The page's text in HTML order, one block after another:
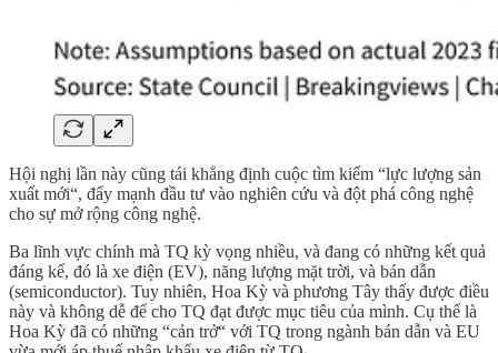
Hội nghị lần này cũng tái khẳng định cuộc tìm kiếm “lực lượng sản
xuất mới“, đẩy mạnh đầu tư vào nghiên cứu và đột phá công nghệ
cho sự mở rộng công nghệ.
Ba lĩnh vực chính mà TQ kỳ vọng nhiều, và đang có những kết quả
đáng kể, đó là xe điện (EV), năng lượng mặt trời, và bán dẫn
(semiconductor). Tuy nhiên, Hoa Kỳ và phương Tây thấy được điều
này và không dễ để cho TQ đạt được mục tiêu của mình. Cụ thể là
Hoa Kỳ đã có những “cản trở“ với TQ trong ngành bán dẫn và EU